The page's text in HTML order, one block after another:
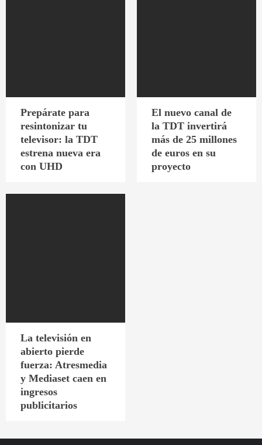
Prepárate para
resintonizar tu
televisor: la TDT
estrena nueva era
con UHD
El nuevo canal de
la TDT invertirá
más de 25 millones
de euros en su
proyecto
La televisión en
abierto pierde
fuerza: Atresmedia
y Mediaset caen en
ingresos
publicitarios